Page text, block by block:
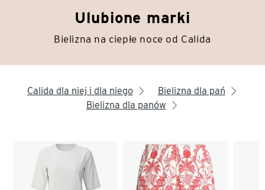
Ulubione marki
Bielizna na ciepłe noce od Calida
Calida dla niej i dla niego arrow_right Bielizna dla pań arrow_right
Bielizna dla panów arrow_right